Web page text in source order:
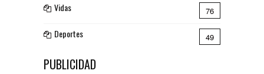
Vidas 76
Deportes 49
PUBLICIDAD